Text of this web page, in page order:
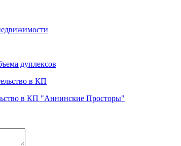
дуплексов
в КП "Аннинские Просторы"